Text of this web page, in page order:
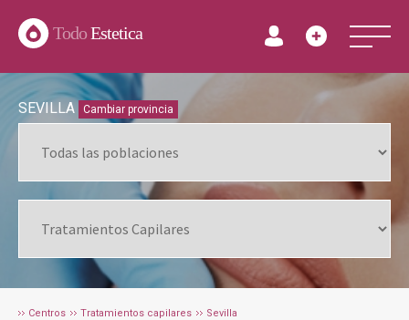
TodoEstetica
SEVILLA Cambiar provincia
Centros Tratamientos capilares Sevilla